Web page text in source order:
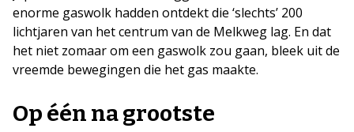
enorme gaswolk hadden ontdekt die ‘slechts’ 200
lichtjaren van het centrum van de Melkweg lag. En dat
het niet zomaar om een gaswolk zou gaan, bleek uit de
vreemde bewegingen die het gas maakte.
Op één na grootste